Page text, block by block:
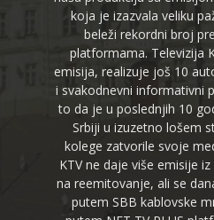
koja je izazvala veliku
beleži rekordni broj
platformama. Televizija
emisija, realizuje još 10
i svakodnevni informativni
to da je u poslednjih 10
Srbiji u izuzetno lošem
kolege zatvorile svoje
KTV ne daje više emisije
na reemitovanje, ali se
putem SBB kablovske